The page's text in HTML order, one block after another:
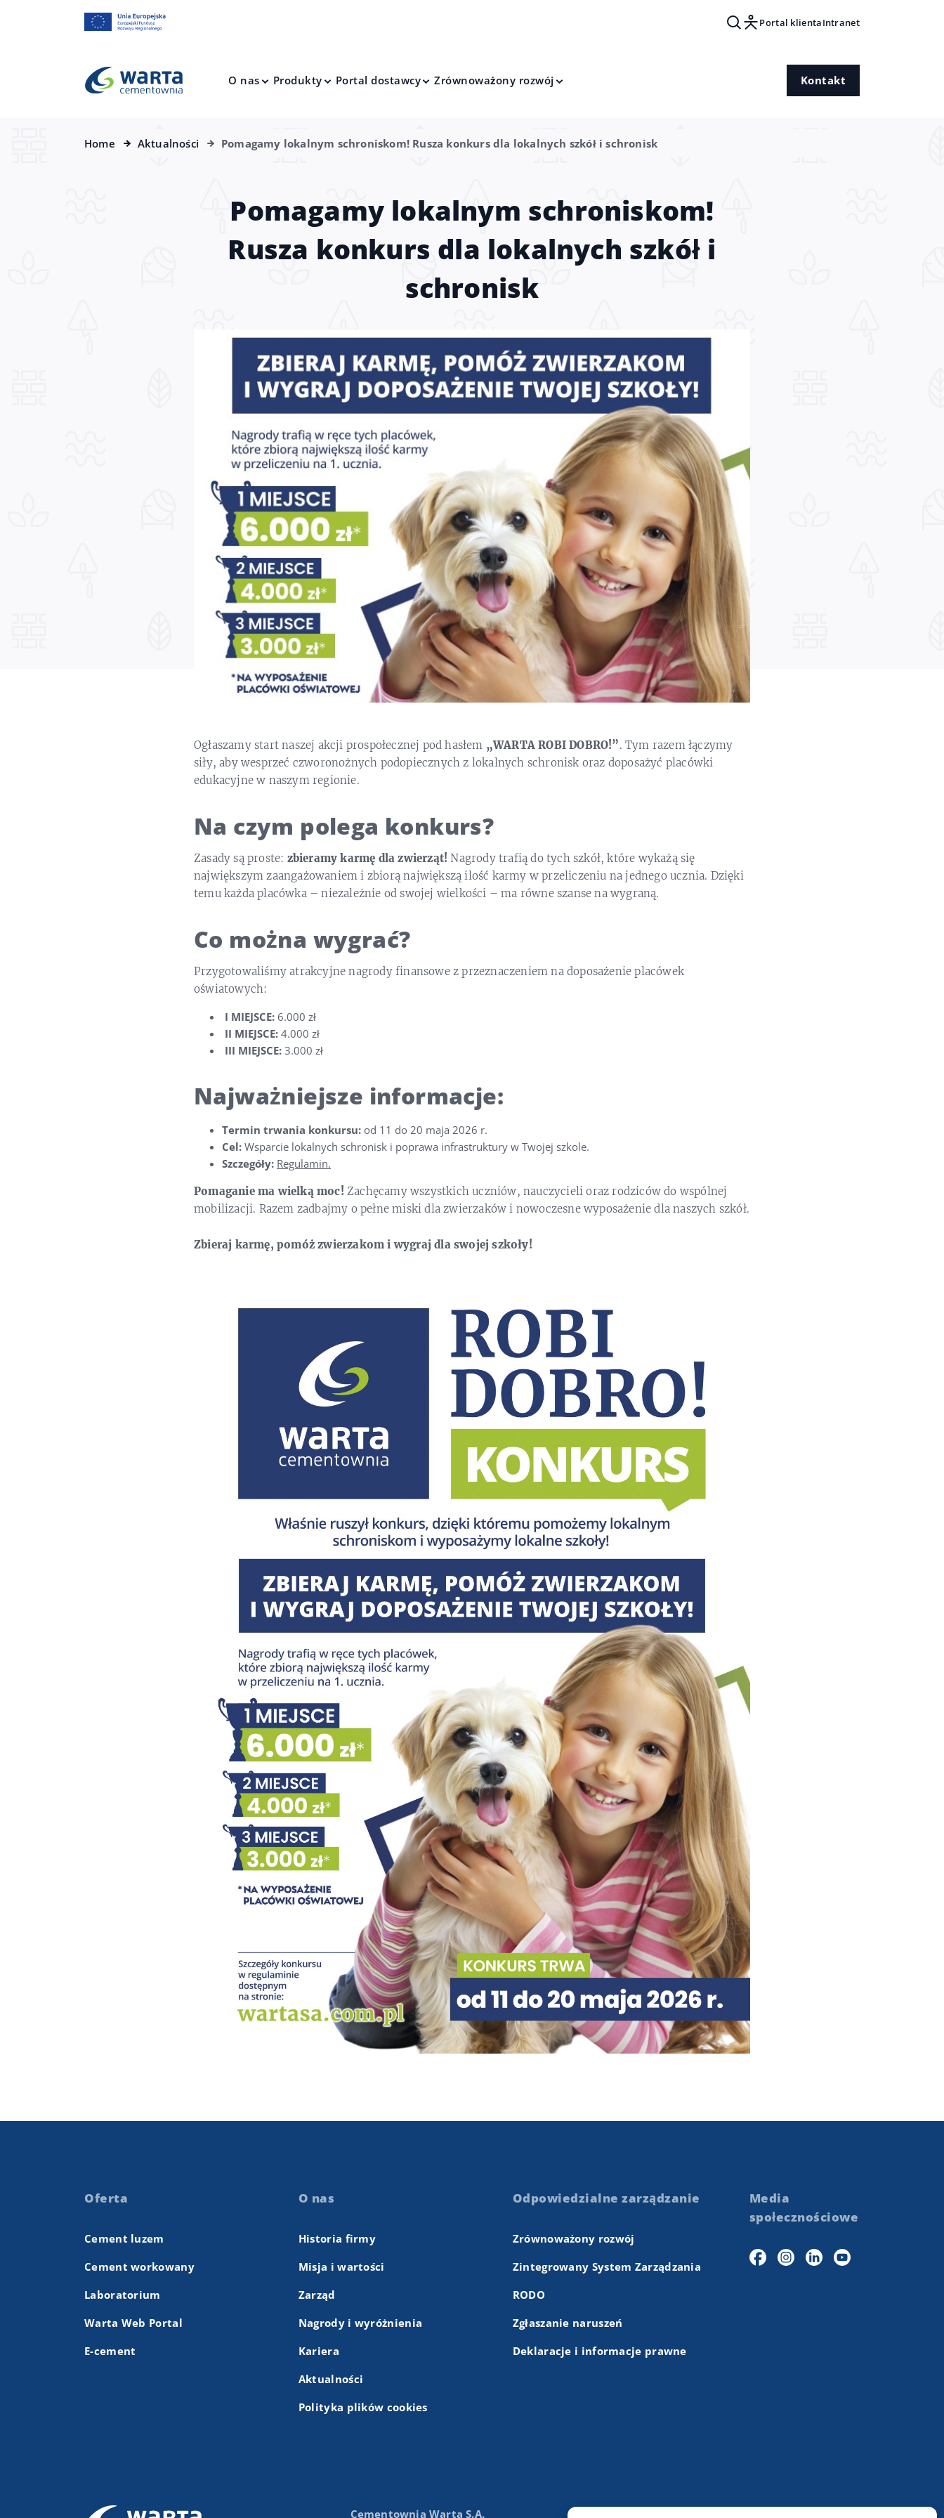
Portal klientaIntranet
O nas Produkty Portal dostawcy Zrównoważony rozwój Kontakt
Home Aktualności Pomagamy lokalnym schroniskom! Rusza konkurs dla lokalnych szkół i schronisk
Pomagamy lokalnym schroniskom!
Rusza konkurs dla lokalnych szkół i
schronisk
Ogłaszamy start naszej akcji prospołecznej pod hasłem „WARTA ROBI DOBRO!”. Tym razem łączymy
siły, aby wesprzeć czworonożnych podopiecznych z lokalnych schronisk oraz doposażyć placówki
edukacyjne w naszym regionie.
Na czym polega konkurs?
Zasady są proste: zbieramy karmę dla zwierząt! Nagrody trafią do tych szkół, które wykażą się
największym zaangażowaniem i zbiorą największą ilość karmy w przeliczeniu na jednego ucznia. Dzięki
temu każda placówka – niezależnie od swojej wielkości – ma równe szanse na wygraną.
Co można wygrać?
Przygotowaliśmy atrakcyjne nagrody finansowe z przeznaczeniem na doposażenie placówek
oświatowych:
I MIEJSCE: 6.000 zł
II MIEJSCE: 4.000 zł
III MIEJSCE: 3.000 zł
Najważniejsze informacje:
Termin trwania konkursu: od 11 do 20 maja 2026 r.
Cel: Wsparcie lokalnych schronisk i poprawa infrastruktury w Twojej szkole.
Szczegóły: Regulamin.
Pomaganie ma wielką moc! Zachęcamy wszystkich uczniów, nauczycieli oraz rodziców do wspólnej
mobilizacji. Razem zadbajmy o pełne miski dla zwierzaków i nowoczesne wyposażenie dla naszych szkół.
Zbieraj karmę, pomóż zwierzakom i wygraj dla swojej szkoły!
Oferta
Cement luzem
Cement workowany
Laboratorium
Warta Web Portal
E-cement
O nas
Historia firmy
Misja i wartości
Zarząd
Nagrody i wyróżnienia
Kariera
Aktualności
Polityka plików cookies
Odpowiedzialne zarządzanie
Zrównoważony rozwój
Zintegrowany System Zarządzania
RODO
Zgłaszanie naruszeń
Deklaracje i informacje prawne
Media
społecznościowe
Cementownia Warta S.A.